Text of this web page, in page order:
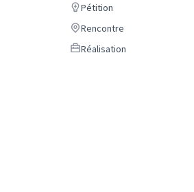
Pétition
Pétition
Rencontre
Rencontre
Réalisation
Réalisation